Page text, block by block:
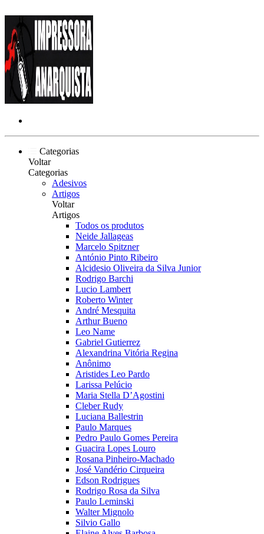
Categorias
Voltar
Categorias
Adesivos
Artigos
Voltar
Artigos
Todos os produtos
Neide Jallageas
Marcelo Spitzner
António Pinto Ribeiro
Alcidesio Oliveira da Silva Junior
Rodrigo Barchi
Lucio Lambert
Roberto Winter
André Mesquita
Arthur Bueno
Leo Name
Gabriel Gutierrez
Alexandrina Vitória Regina
Anônimo
Aristides Leo Pardo
Larissa Pelúcio
Maria Stella D’Agostini
Cleber Rudy
Luciana Ballestrin
Paulo Marques
Pedro Paulo Gomes Pereira
Guacira Lopes Louro
Rosana Pinheiro-Machado
José Vandério Cirqueira
Edson Rodrigues
Rodrigo Rosa da Silva
Paulo Leminski
Walter Mignolo
Silvio Gallo